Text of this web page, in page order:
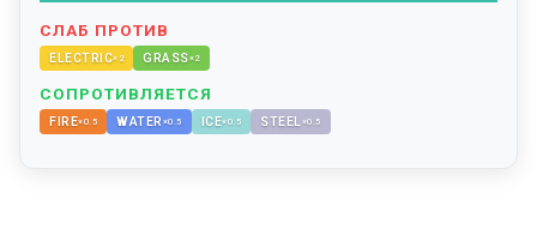
СЛАБ ПРОТИВ
ELECTRIC× 2 GRASS×2
СОПРОТИВЛЯЕТСЯ
FIRE×0.5 WATER ×0.5 ICE×0.5 STEEL ×0.5